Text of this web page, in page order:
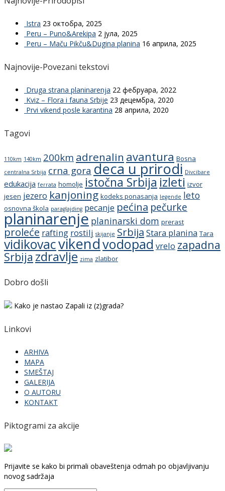
Istra 23 октобра, 2025
Peru – Puno&Arekipa 2 јула, 2025
Peru – Maču Pikču&Dugina planina 16 априла, 2025
Najnovije-Povezani tekstovi
Druga strana planinarenja 22 фебруара, 2022
Kviz – Flora i fauna Srbije 23 децембра, 2020
Prvi vikend posle karantina 28 априла, 2020
Tagovi
110km 140km 200km adrenalin avantura Bosna
centralna Srbija crna gora deca u prirodi Divcibare
edukacija ferrata homolje istočna Srbija izleti izvor
jesen jezero kanjoning kodeks ponasanja legende leto
osnovna škola paraglajding pecanje pećina pečurke
planinarenje planinarski dom prerast
proleće rafting rostilj skijanje Srbija Stara planina Tara
vidikovacvikendvodopad vrelo zapadna
Srbija zdravlje zima zlatibor
Dobro došli
Kako je nastao Zapali iz (z)grada?
Linkovi
ARHIVA
MAPA
SMEŠTAJ
GALERIJA
O AUTORU
KONTAKT
Piktogrami za akcije
Prijavite se kako bi primali obaveštenja odmah po objavljivanju
novog sadržaja